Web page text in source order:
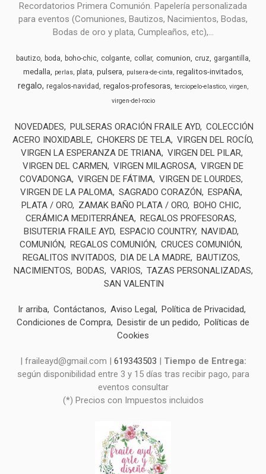
Recordatorios Primera Comunión. Papelería personalizada
para eventos (Comuniones, Bautizos, Nacimientos, Bodas,
Bodas de oro y plata, Cumpleaños, etc),...
bautizo boda boho-chic colgante collar comunion cruz gargantilla
medalla perlas plata pulsera pulsera-de-cinta regalitos-invitados
regalo regalos-navidad regalos-profesoras terciopelo-elastico virgen
virgen-del-rocio
NOVEDADES PULSERAS ORACIÓN FRAILE AYD COLECCIÓN
ACERO INOXIDABLE CHOKERS DE TELA VIRGEN DEL ROCÍO
VIRGEN LA ESPERANZA DE TRIANA VIRGEN DEL PILAR
VIRGEN DEL CARMEN
VIRGEN MILAGROSA VIRGEN DE
COVADONGA VIRGEN DE FÁTIMA VIRGEN DE LOURDES
VIRGEN DE LA PALOMA SAGRADO CORAZÓN
ESPAÑA
PLATA / ORO
ZAMAK BAÑO PLATA / ORO
BOHO CHIC
CERÁMICA MEDITERRÁNEA
REGALOS PROFESORAS
BISUTERIA FRAILE AYD
ESPACIO COUNTRY
NAVIDAD
COMUNIÓN
REGALOS COMUNIÓN
CRUCES COMUNIÓN
REGALITOS INVITADOS
DIA DE LA MADRE
BAUTIZOS
NACIMIENTOS
BODAS VARIOS
TAZAS PERSONALIZADAS
SAN VALENTIN
Ir arriba Contáctanos Aviso Legal
Política de Privacidad
Condiciones de Compra
Desistir de un pedido
Políticas de
Cookies
| fraileayd@gmail.com | 619343503
Tiempo de Entrega:
según disponibilidad entre 3 y 15 días tras recibir pago, para
eventos consultar
(*) Precios con Impuestos incluidos